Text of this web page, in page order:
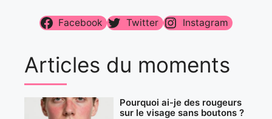
Facebook Twitter Instagram
Articles du moments
Pourquoi ai-je des rougeurs
sur le visage sans boutons ?